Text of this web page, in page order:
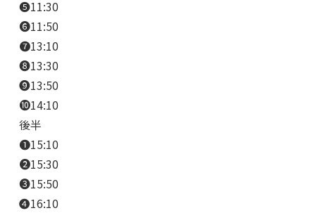
❺11:30
❻11:50
❼13:10
❽13:30
❾13:50
❿14:10
後半
❶15:10
❷15:30
❸15:50
❹16:10